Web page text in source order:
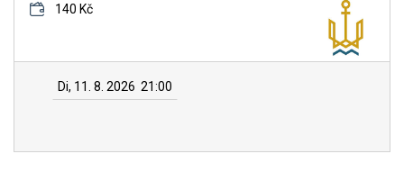
140 Kč
Di, 11. 8. 2026 21:00